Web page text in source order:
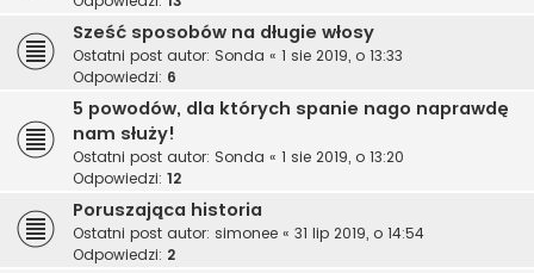
Sześć sposobów na długie włosy
Ostatni post autor: Sonda « 1 sie 2019, o 13:33
Odpowiedzi: 6
5 powodów, dla których spanie nago naprawdę
nam służy!
Ostatni post autor: Sonda « 1 sie 2019, o 13:20
Odpowiedzi: 12
Poruszająca historia
Ostatni post autor: simonee « 31 lip 2019, o 14:54
Odpowiedzi: 2